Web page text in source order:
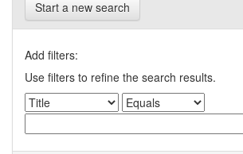
Start a new search
Add filters:
Use filters to refine the search results.